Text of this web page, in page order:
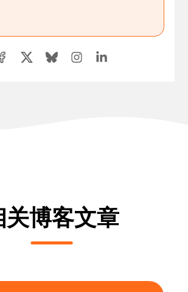
关博客文章